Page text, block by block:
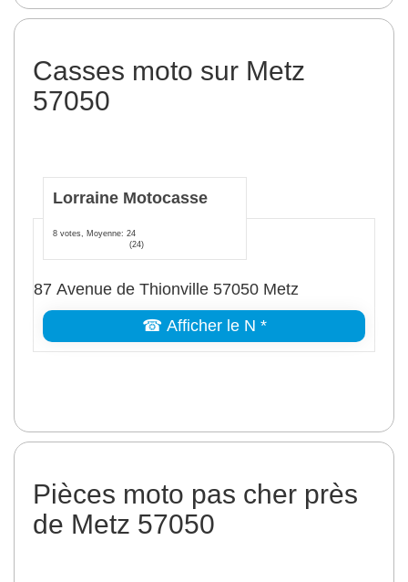
Casses moto sur Metz
57050
Lorraine Motocasse
8 votes, Moyenne: 24
(24)
87 Avenue de Thionville 57050 Metz
☎ Afficher le N *
Pièces moto pas cher près
de Metz 57050